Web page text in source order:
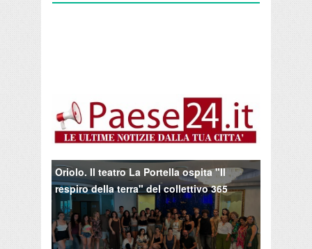
Oriolo. Il teatro La Portella ospita "Il
respiro della terra" del collettivo 365